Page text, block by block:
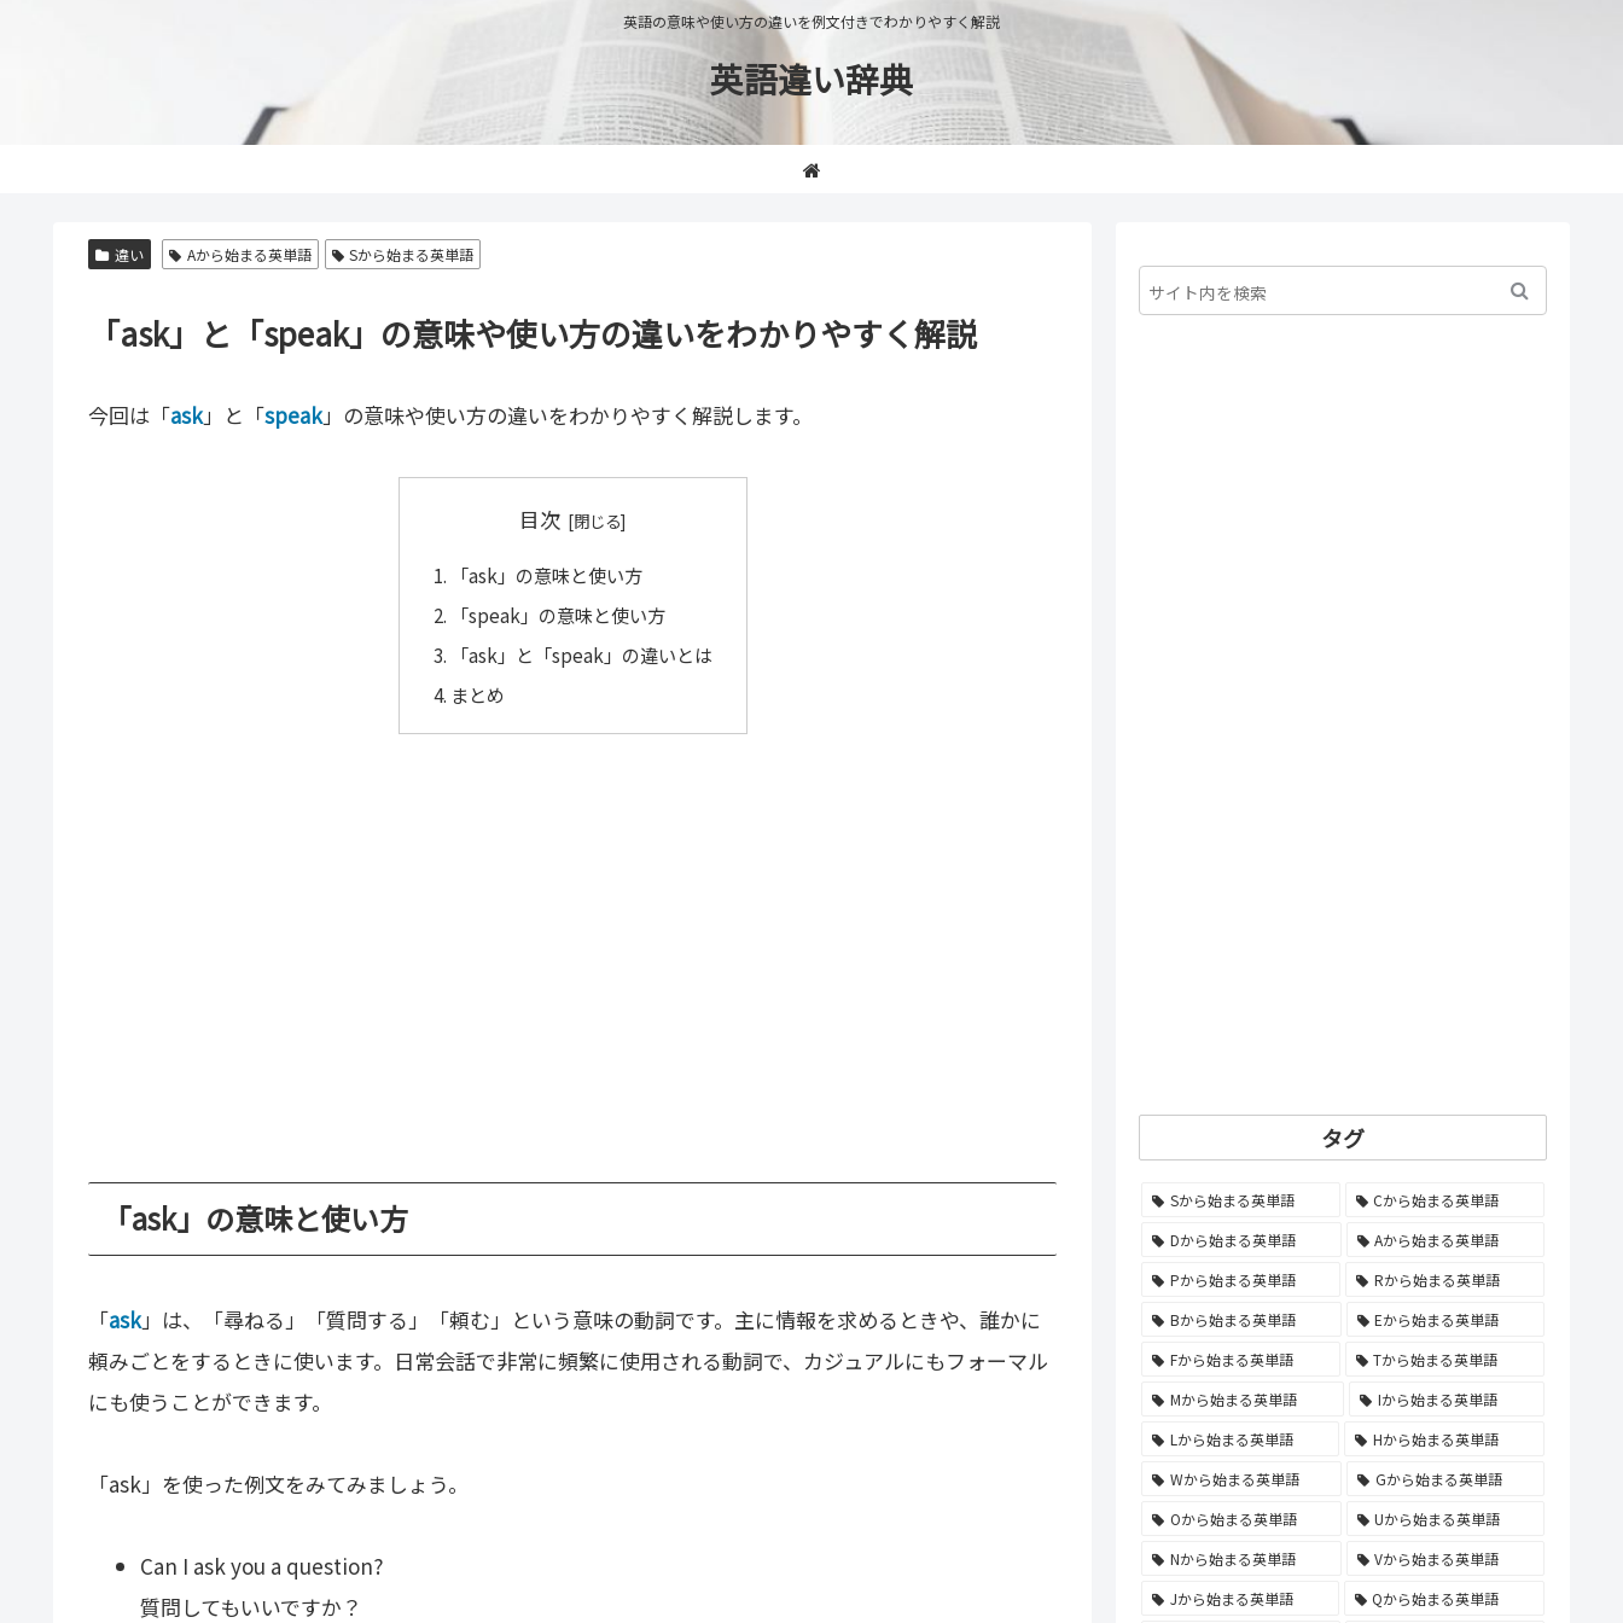
英語の意味や使い方の違いを例文付きでわかりやすく解説
英語違い辞典
違い Aから始まる英単語 Sから始まる英単語
「ask」と「speak」の意味や使い方の違いをわかりやすく解説
今回は「ask」と「speak」の意味や使い方の違いをわかりやすく解説します。
目次
「ask」の意味と使い方
「speak」の意味と使い方
「ask」と「speak」の違いとは
まとめ
「ask」の意味と使い方
「ask」は、「尋ねる」「質問する」「頼む」という意味の動詞です。主に情報を求めるときや、誰かに
頼みごとをするときに使います。日常会話で非常に頻繁に使用される動詞で、カジュアルにもフォーマル
にも使うことができます。
「ask」を使った例文をみてみましょう。
Can I ask you a question?
質問してもいいですか？
タグ
Sから始まる英単語
Cから始まる英単語
Dから始まる英単語
Aから始まる英単語
Pから始まる英単語
Rから始まる英単語
Bから始まる英単語
Eから始まる英単語
Fから始まる英単語
Tから始まる英単語
Mから始まる英単語
Iから始まる英単語
Lから始まる英単語
Hから始まる英単語
Wから始まる英単語
Gから始まる英単語
Oから始まる英単語
Uから始まる英単語
Nから始まる英単語
Vから始まる英単語
Jから始まる英単語
Qから始まる英単語